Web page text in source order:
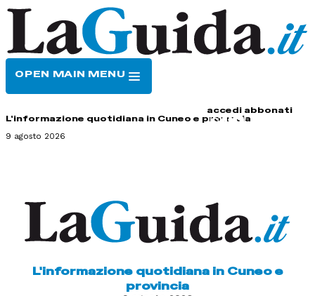
OPEN MAIN MENU
accedi abbonati
L'informazione quotidiana in Cuneo e provincia
9 agosto 2026
L'informazione quotidiana in Cuneo e
provincia